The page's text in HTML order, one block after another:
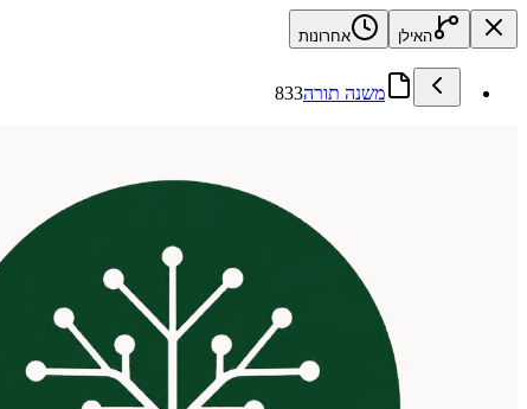
האילן אחרונות
משנה תורה833